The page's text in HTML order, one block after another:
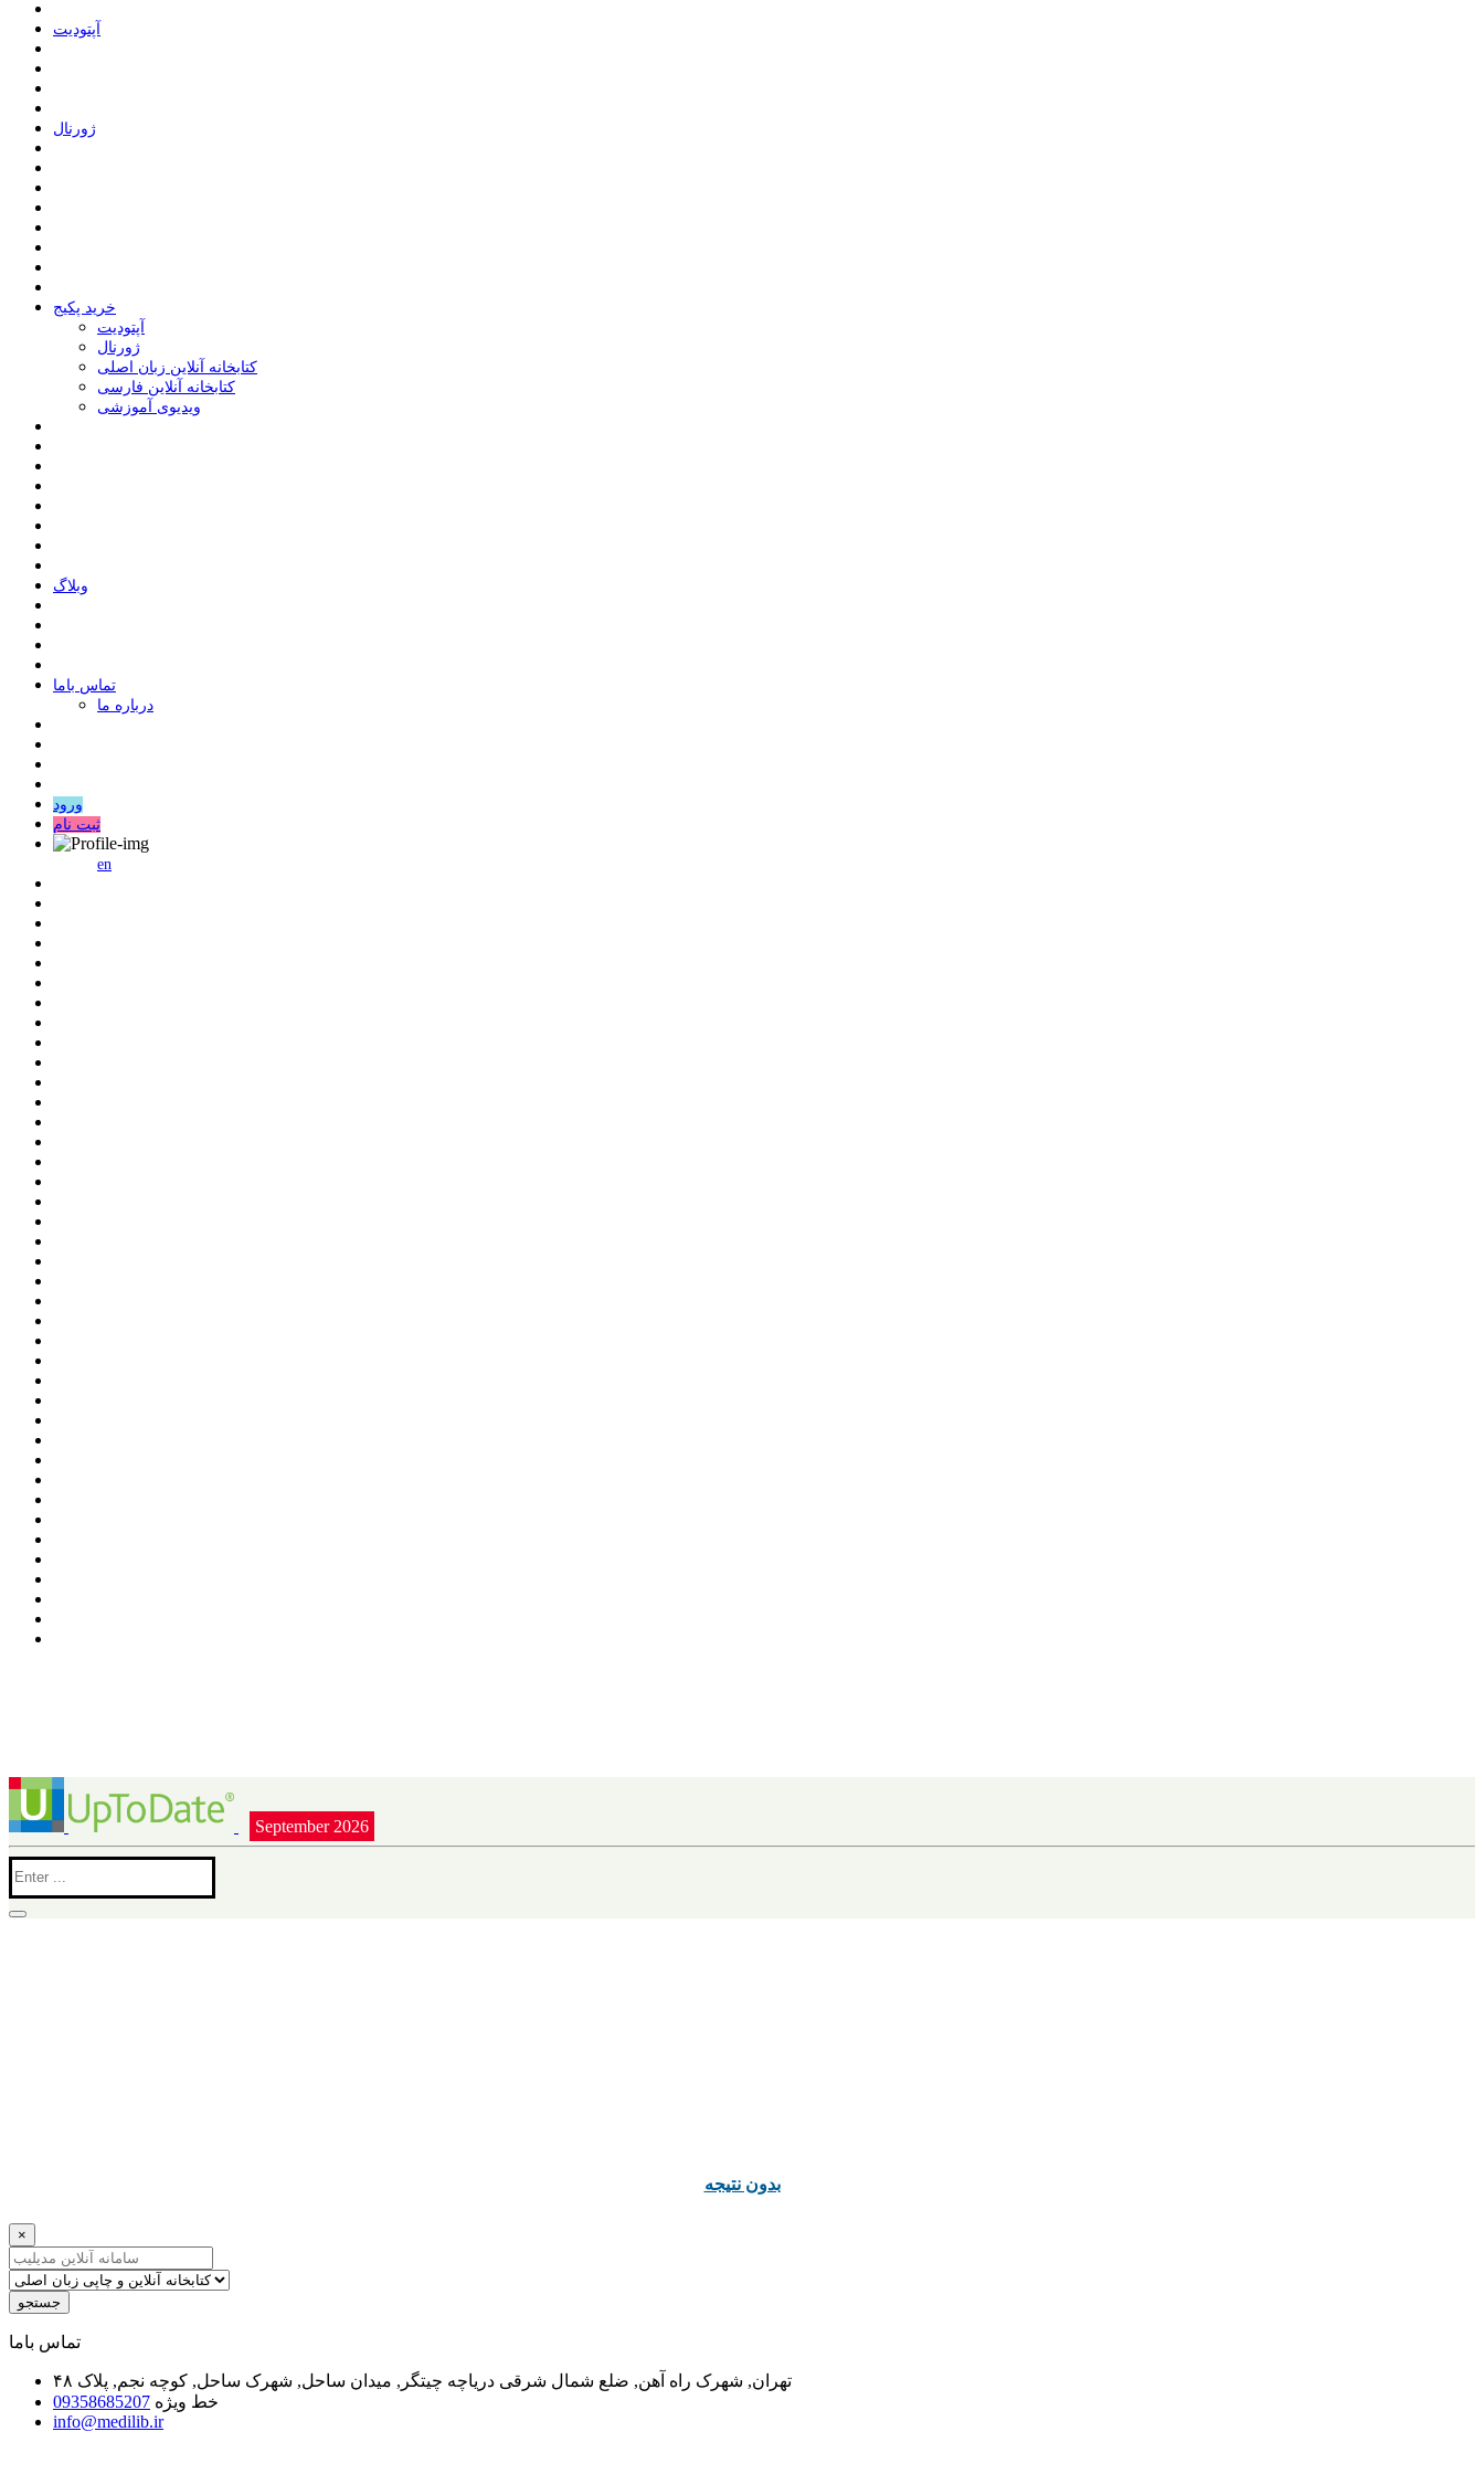
ﺁﭘﺘﻮﺩﯾﺖ
ﮊﻭﺭﻧﺎﻝ
خرید پکیج
ﺁﭘﺘﻮﺩﯾﺖ
ﮊﻭﺭﻧﺎﻝ
کتابخانه آنلاین زبان اصلی
کتابخانه آنلاین فارسی
ویدیوی آموزشی
وبلاگ
ﺗﻤﺎﺱ ﺑﺎﻣﺎ
درباره ما
ورود
ثبت نام
en
September 2026
ﺑﺪﻭﻥ ﻧﺘﯿﺠﻪ
×
جستجو
ﺗﻤﺎﺱ ﺑﺎﻣﺎ
تهران, شهرک راه آهن, ضلع شمال شرقی دریاچه چیتگر, میدان ساحل, شهرک ساحل, کوچه نجم, پلاک ۴۸
خط ویژه 09358685207
info@medilib.ir